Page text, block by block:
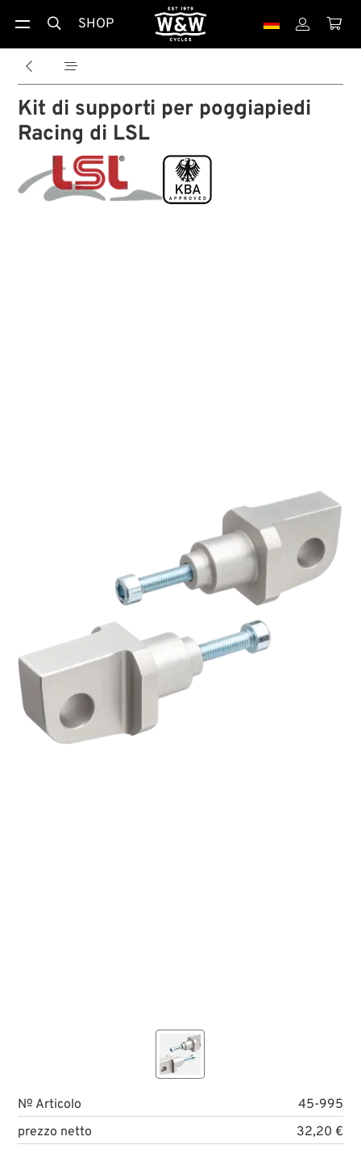
 SHOP  
 
Kit di supporti per poggiapiedi
Racing di LSL
№ Articolo
45-995
prezzo netto
32,20 €